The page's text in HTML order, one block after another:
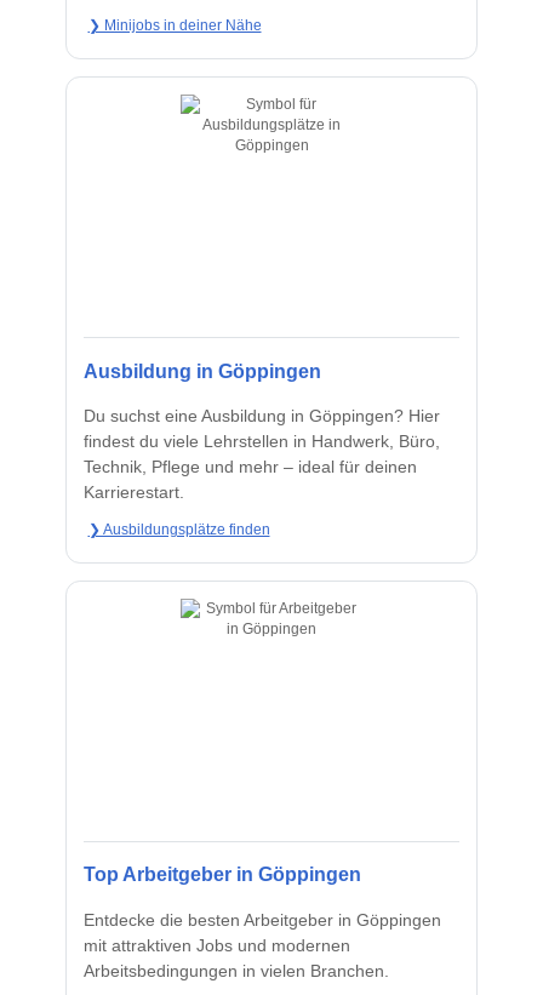
❯ Minijobs in deiner Nähe
Ausbildung in Göppingen
Du suchst eine Ausbildung in Göppingen? Hier
findest du viele Lehrstellen in Handwerk, Büro,
Technik, Pflege und mehr – ideal für deinen
Karrierestart.
❯ Ausbildungsplätze finden
Top Arbeitgeber in Göppingen
Entdecke die besten Arbeitgeber in Göppingen
mit attraktiven Jobs und modernen
Arbeitsbedingungen in vielen Branchen.